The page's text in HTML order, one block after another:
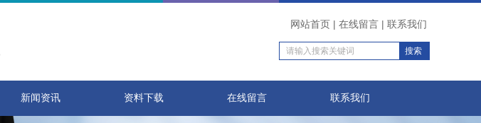
网站首页 | 在线留言 | 联系我们
新闻资讯 资料下载 在线留言 联系我们